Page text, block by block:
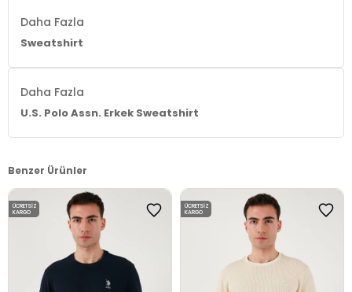
Daha Fazla
Sweatshirt
Daha Fazla
U.S. Polo Assn. Erkek Sweatshirt
Benzer Ürünler
ÜCRETSIZ
KARGO
ÜCRETSIZ
KARGO